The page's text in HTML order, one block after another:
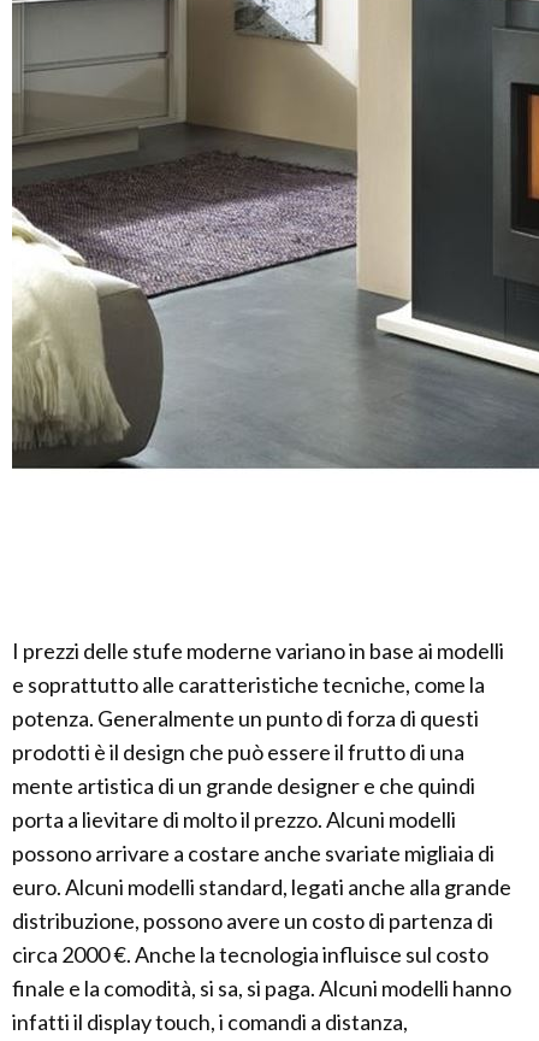
I prezzi delle stufe moderne variano in base ai modelli
e soprattutto alle caratteristiche tecniche, come la
potenza. Generalmente un punto di forza di questi
prodotti è il design che può essere il frutto di una
mente artistica di un grande designer e che quindi
porta a lievitare di molto il prezzo. Alcuni modelli
possono arrivare a costare anche svariate migliaia di
euro. Alcuni modelli standard, legati anche alla grande
distribuzione, possono avere un costo di partenza di
circa 2000 €. Anche la tecnologia influisce sul costo
finale e la comodità, si sa, si paga. Alcuni modelli hanno
infatti il display touch, i comandi a distanza,